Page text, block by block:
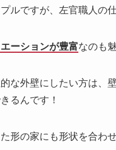
ルですが、左官職人の
ーションが豊富なのも
な外壁にしたい方は、
るんです！
形の家にも形状を合わ